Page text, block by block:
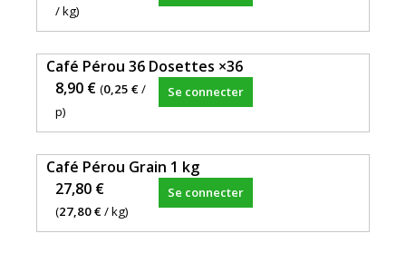
/ kg)
Café Pérou 36 Dosettes ×36
8,90 € (0,25 €/
p)
Se connecter
Café Pérou Grain 1 kg
27,80 €
(27,80 €/ kg)
Se connecter